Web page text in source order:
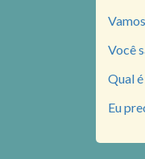
Você
Qual
Eu